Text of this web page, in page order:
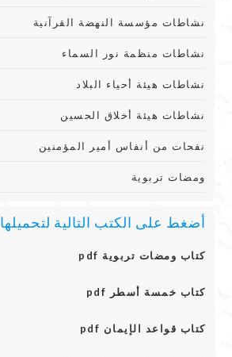
نشاطات مؤسسة النهضة القرآنية
نشاطات منظمة نور السماء
نشاطات هيئة أحياء البلاد
نشاطات هيئة أخلاق الحسين
نفحات من أنفاس أمير المؤمنين
ومضات تربوية
أضغط على الكتب التالية لتحميلها pdf:
كتاب ومضات تربوية pdf
كتاب خمسة أسطر pdf
كتاب قواعد الإيمان pdf